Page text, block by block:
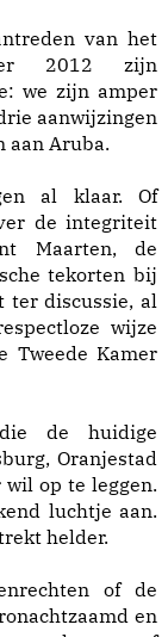
van het
2012 zijn
we zijn amper
aanwijzingen
aan Aruba.
al klaar. Of
de integriteit
Maarten, de
tekorten bij
ter discussie, al
wijze
Tweede Kamer
de huidige
Oranjestad
op te leggen.
luchtje aan.
helder.
of de
en